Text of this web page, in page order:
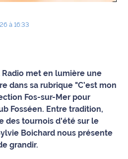
à 16:33
Radio met en lumière une
dans sa rubrique "C’est mon
Fos-sur-Mer pour
Fosséen. Entre tradition,
des tournois d'été sur le
Boichard nous présente
grandir.